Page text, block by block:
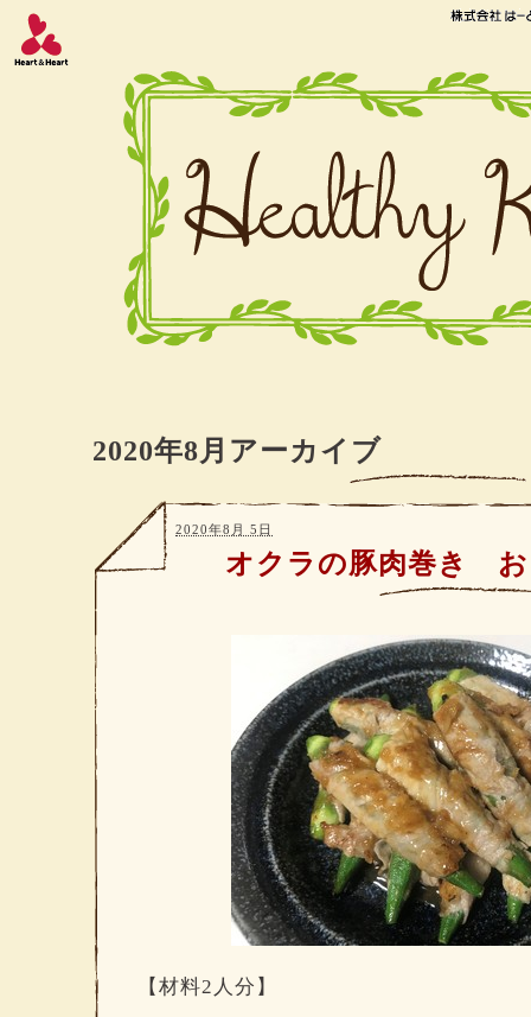
2020年8月アーカイブ
オクラの豚肉巻き お
2020年8月 5日
【材料2人分】